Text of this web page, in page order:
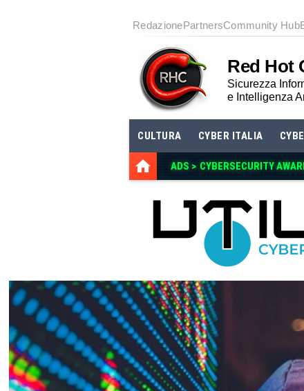
RedazionePartnersCommunity Hub
Red Hot
Sicurezza
e Intelligenza
CULTURA CYBER ITALIA
ADS > CYBERSECURITY